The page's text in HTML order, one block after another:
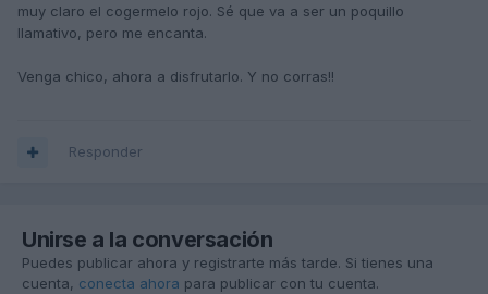
muy claro el cogermelo rojo. Sé que va a ser un poquillo
llamativo, pero me encanta.
Venga chico, ahora a disfrutarlo. Y no corras!!
Responder
Unirse a la conversación
Puedes publicar ahora y registrarte más tarde. Si tienes una
cuenta, conecta ahora para publicar con tu cuenta.